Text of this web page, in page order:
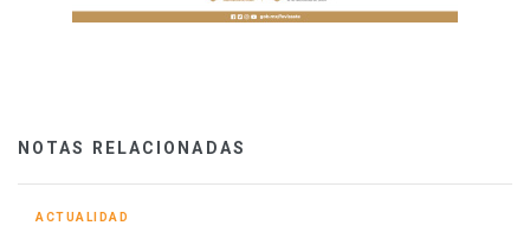
NOTAS RELACIONADAS
ACTUALIDAD